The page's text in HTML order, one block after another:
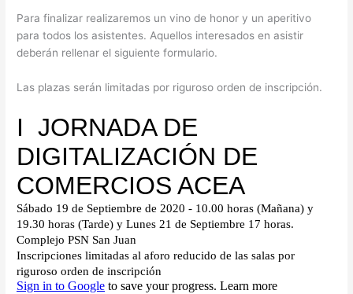
Para finalizar realizaremos un vino de honor y un aperitivo
para todos los asistentes. Aquellos interesados en asistir
deberán rellenar el siguiente formulario.
Las plazas serán limitadas por riguroso orden de inscripción.